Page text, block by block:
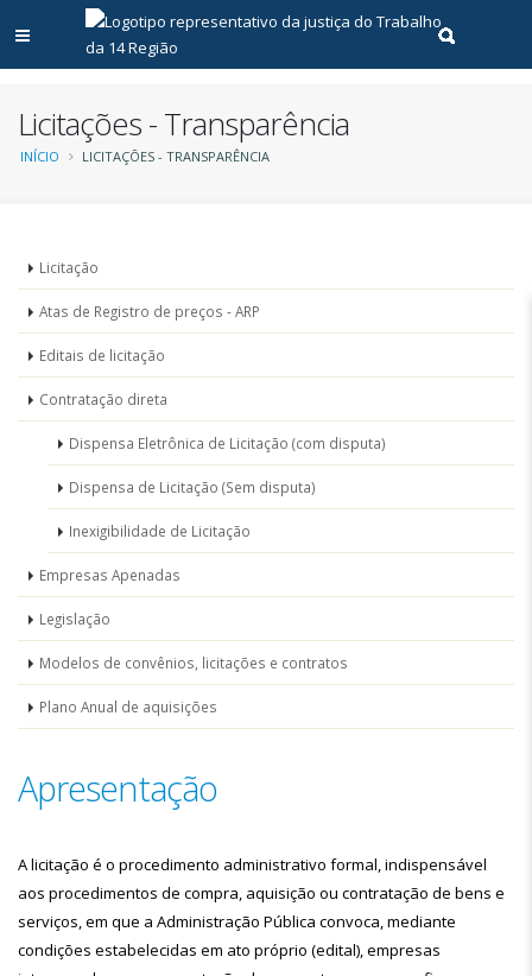
Abrir menu principal
Realizar
Licitações - Transparência
Trilha
navegação
INÍCIO LICITAÇÕES - TRANSPARÊNCIA
Menu
Licitações
Licitação
Atas de Registro de preços - ARP
Editais de licitação
Contratação direta
Dispensa Eletrônica de Licitação (com disputa)
Dispensa de Licitação (Sem disputa)
Inexigibilidade de Licitação
Empresas Apenadas
Legislação
Modelos de convênios, licitações e contratos
Plano Anual de aquisições
Apresentação
A licitação é o procedimento administrativo formal, indispensável
aos procedimentos de compra, aquisição ou contratação de bens e
serviços, em que a Administração Pública convoca, mediante
condições estabelecidas em ato próprio (edital), empresas